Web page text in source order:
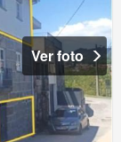
Ver foto